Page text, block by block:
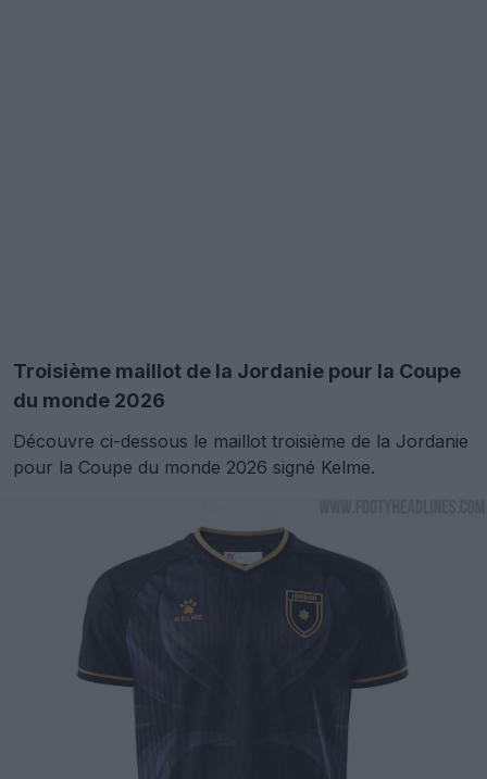
Troisième maillot de la Jordanie pour la Coupe
du monde 2026
Découvre ci-dessous le maillot troisième de la Jordanie
pour la Coupe du monde 2026 signé Kelme.